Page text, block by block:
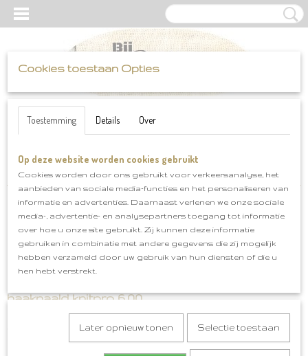
Inloggen Registreren UW WINKELWAGEN
Home >Haak-en brei benodigdheden>haaknaalden
knitpro 6.00
haaknaald knitpro 6.00
(inclusief btw 21%)
Cookies toestaan Opties
Toestemming Details Over
Op deze website worden cookies gebruikt
Cookies worden door ons gebruikt voor verkeersanalyse, het
aanbieden van sociale media-functies en het personaliseren van
informatie en advertenties. Daarnaast verlenen we onze sociale
media-, advertentie- en analysepartners toegang tot informatie
over hoe u onze site gebruikt. Zij kunnen deze informatie
gebruiken in combinatie met andere gegevens die zij mogelijk
hebben verzameld door uw gebruik van hun diensten of die u
hen hebt verstrekt.
Later opnieuw tonen Selectie toestaan